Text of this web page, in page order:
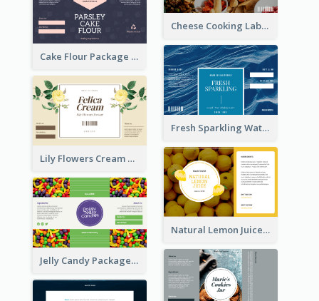
Cheese Cooking Label
Cake Flour Package Label
Fresh Sparkling Water Label
Lily Flowers Cream Product Label
Natural Lemon Juice Label
Jelly Candy Package Label